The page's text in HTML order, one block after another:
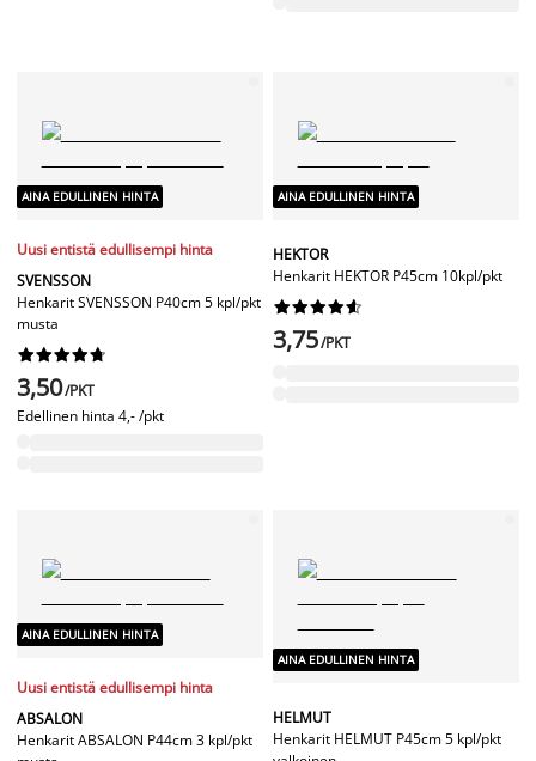
AINA EDULLINEN HINTA
Uusi entistä edullisempi hinta
SVENSSON
Henkarit SVENSSON P40cm 5 kpl/pkt
musta






3,50/PKT
Edellinen hinta 4,- /pkt
AINA EDULLINEN HINTA
HEKTOR
Henkarit HEKTOR P45cm 10kpl/pkt






3,75/PKT
AINA EDULLINEN HINTA
Uusi entistä edullisempi hinta
ABSALON
Henkarit ABSALON P44cm 3 kpl/pkt
AINA EDULLINEN HINTA
HELMUT
Henkarit HELMUT P45cm 5 kpl/pkt